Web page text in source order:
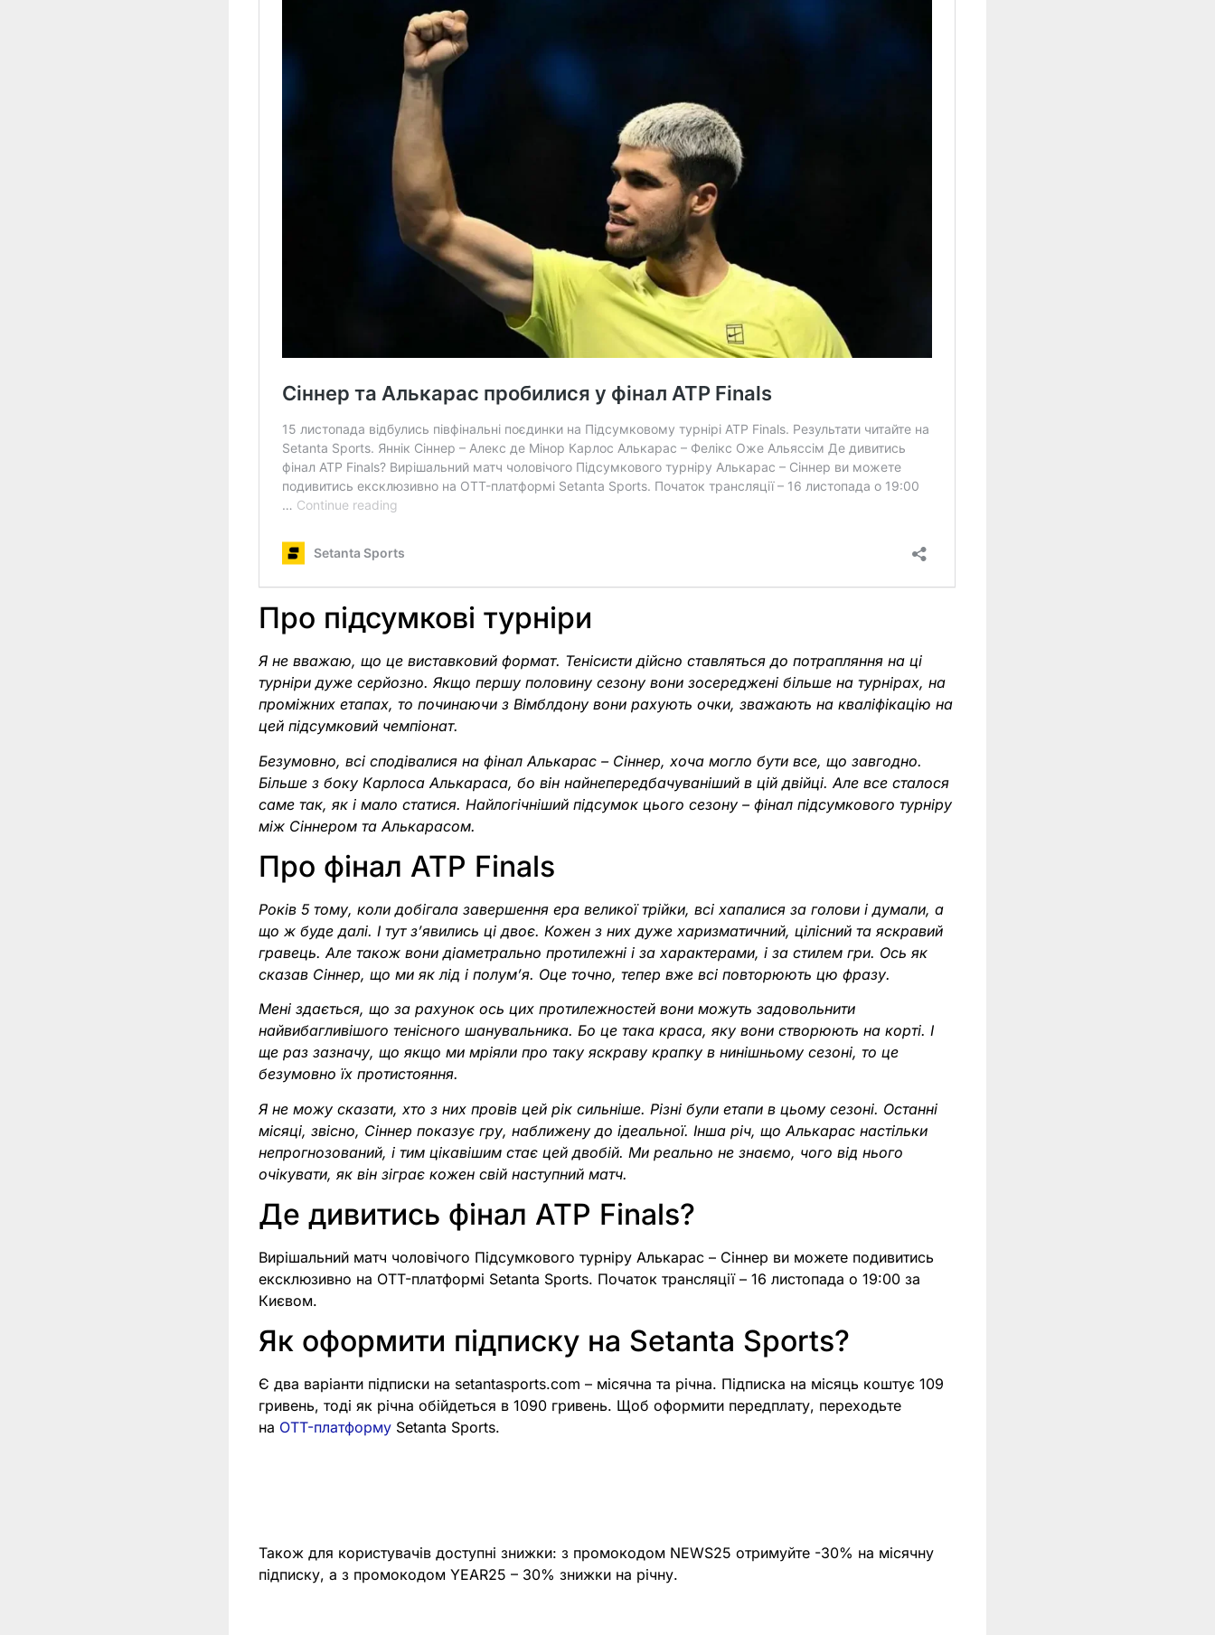
Про підсумкові турніри
Я не вважаю, що це виставковий формат. Тенісисти дійсно ставляться до потрапляння на ці
турніри дуже серйозно. Якщо першу половину сезону вони зосереджені більше на турнірах, на
проміжних етапах, то починаючи з Вімблдону вони рахують очки, зважають на кваліфікацію на
цей підсумковий чемпіонат.
Безумовно, всі сподівалися на фінал Алькарас – Сіннер, хоча могло бути все, що завгодно.
Більше з боку Карлоса Алькараса, бо він найнепередбачуваніший в цій двійці. Але все сталося
саме так, як і мало статися. Найлогічніший підсумок цього сезону – фінал підсумкового турніру
між Сіннером та Алькарасом.
Про фінал ATP Finals
Років 5 тому, коли добігала завершення ера великої трійки, всі хапалися за голови і думали, а
що ж буде далі. І тут з’явились ці двоє. Кожен з них дуже харизматичний, цілісний та яскравий
гравець. Але також вони діаметрально протилежні і за характерами, і за стилем гри. Ось як
сказав Сіннер, що ми як лід і полум’я. Оце точно, тепер вже всі повторюють цю фразу.
Мені здається, що за рахунок ось цих протилежностей вони можуть задовольнити
найвибагливішого тенісного шанувальника. Бо це така краса, яку вони створюють на корті. І
ще раз зазначу, що якщо ми мріяли про таку яскраву крапку в нинішньому сезоні, то це
безумовно їх протистояння.
Я не можу сказати, хто з них провів цей рік сильніше. Різні були етапи в цьому сезоні. Останні
місяці, звісно, Сіннер показує гру, наближену до ідеальної. Інша річ, що Алькарас настільки
непрогнозований, і тим цікавішим стає цей двобій. Ми реально не знаємо, чого від нього
очікувати, як він зіграє кожен свій наступний матч.
Де дивитись фінал ATP Finals?
Вирішальний матч чоловічого Підсумкового турніру Алькарас – Сіннер ви можете подивитись
ексклюзивно на OTT-платформі Setanta Sports. Початок трансляції – 16 листопада о 19:00 за
Києвом.
Як оформити підписку на Setanta Sports?
Є два варіанти підписки на setantasports.com – місячна та річна. Підписка на місяць коштує 109
гривень, тоді як річна обійдеться в 1090 гривень. Щоб оформити передплату, переходьте
на OTT-платформу Setanta Sports.
Також для користувачів доступні знижки: з промокодом NEWS25 отримуйте -30% на місячну
підписку, а з промокодом YEAR25 – 30% знижки на річну.